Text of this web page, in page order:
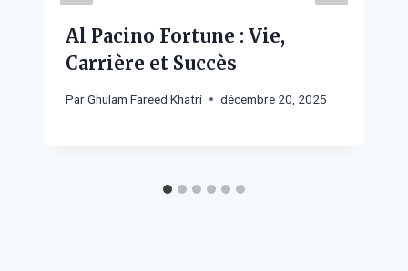
Al Pacino Fortune : Vie,
Carrière et Succès
ParGhulam Fareed Khatri décembre 20, 2025